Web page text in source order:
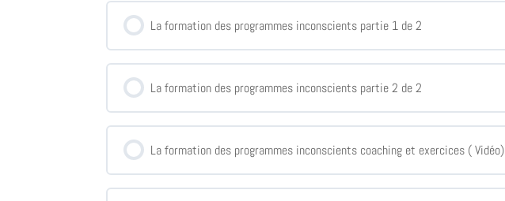
La formation des programmes inconscients partie 1 de 2
La formation des programmes inconscients partie 2 de 2
La formation des programmes inconscients coaching et exercices ( Vidéo)